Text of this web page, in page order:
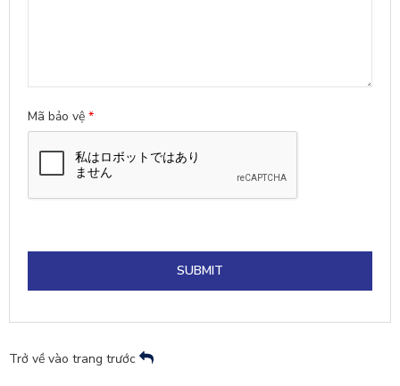
Mã bảo vệ *
SUBMIT
Trở về vào trang trước